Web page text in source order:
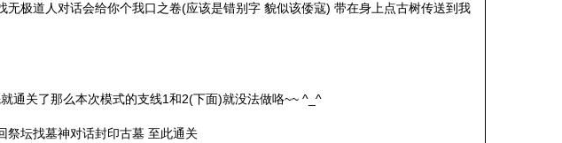
无极道人对话会给你个我口之卷(应该是错别字 貌似该倭寇) 带在身上点古树传送到我
通关了那么本次模式的支线1和2(下面)就没法做咯~~ ^_^
祭坛找墓神对话封印古墓 至此通关